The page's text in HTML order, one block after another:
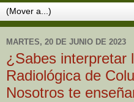
MARTES, 20 DE JUNIO DE 2023
¿Sabes interpretar
Radiológica de
Nosotros te